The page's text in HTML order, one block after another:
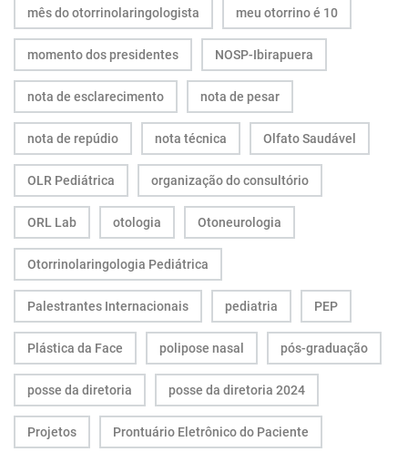
mês do otorrinolaringologista meu otorrino é 10
momento dos presidentes NOSP-Ibirapuera
nota de esclarecimento nota de pesar
nota de repúdio nota técnica Olfato Saudável
OLR Pediátrica organização do consultório
ORL Lab otologia Otoneurologia
Otorrinolaringologia Pediátrica
Palestrantes Internacionais pediatria PEP
Plástica da Face polipose nasal pós-graduação
posse da diretoria posse da diretoria 2024
Projetos Prontuário Eletrônico do Paciente